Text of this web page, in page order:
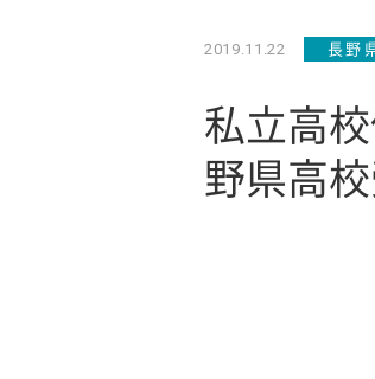
2019.11.22 長野
私立高
野県高校